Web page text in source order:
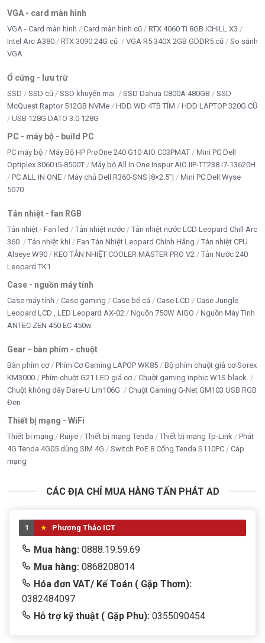
VGA - card màn hình
VGA - Card màn hình Card màn hình cũ
RTX 4060 Ti 8GB iCHILL X3
Intel Arc A380
RTX 3090 24G cũ VGA R5 340X 2GB GDDR5 cũ
So sánh
VGA
Ổ cứng - lưu trữ
SSD SSD cũ SSD khuyến mại SSD Dahua C800A 480GB
SSD
McQuest Raptor 512GB NVMe
HDD WD 4TB TÍM
HDD LAPTOP 320G CŨ
USB 128G DATO 3.0 128G
PC - máy bộ - build PC
PC máy bộ Máy Bộ HP ProOne 240 G10 AIO C03PMAT
Mini PC Dell
Optiplex 3060 i5-8500T
Máy bộ All In One Inspur AIO IIP-TT238 i7-13620H
PC ALL IN ONE
Máy chủ Dell R360-SNS |8×2.5”|
Mini PC Dell Wyse
5070
Tản nhiệt - fan RGB
Tản nhiệt - Fan led Tản nhiệt nước
Tản nhiệt nước LCD Leopard Chill Arc
360
Tản nhiệt khí Fan Tản Nhiệt Leopard Chính Hãng
Tản nhiệt CPU
Alseye W90
KEO TẢN NHIỆT COOLER MASTER PRO V2
Tản Nước 240
Leopard TK1
Case - nguồn máy tính
Case máy tính Case gaming Case bể cá Case LCD
Case Jungle
Leopard LCD , LED Leopard AX-02
Nguồn 750W AIGO
Nguồn Máy Tính
ANTEC ZEN 450 EC 450w
Gear - bàn phím - chuột
Bàn phím cơ Phím Cơ Gaming LAPOP WK85
Bộ phím chuột giả cơ Sorex
KM3000
Phím chuột G21 LED giả cơ
Chuột gaming inphic W1S black
Chuột không dây Dare-U Lm106G
Chuột Gaming G-Net GM103 USB RGB
Đen
Thiết bị mạng - WiFi
Thiết bị mạng Ruijie Thiết bị mạng Tenda Thiết bị mạng Tp-Link
Phát
4G Tenda 4G05 dùng SIM 4G
Switch PoE 8 Cổng Tenda S110PC
Cáp
mạng
CÁC ĐỊA CHỈ MUA HÀNG TẤN PHÁT AD
1 Phương Thảo ICT
Mua hàng: 0888.19.59.69
Mua hàng: 0868208014
Hóa đơn VAT/ Kế Toán ( Gặp Thơm):
0382484097
Hỗ trợ kỹ thuật ( Gặp Phu): 0355090454